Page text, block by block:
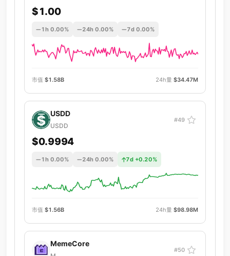
$1.00
1h 0.00% 24h 0.00% 7d 0.00%
市值 $1.58B 24h量 $34.47M
USDD
USDD
#49
$0.9994
1h 0.00% 24h 0.00% 7d +0.20%
市值 $1.56B 24h量 $98.98M
MemeCore
#50